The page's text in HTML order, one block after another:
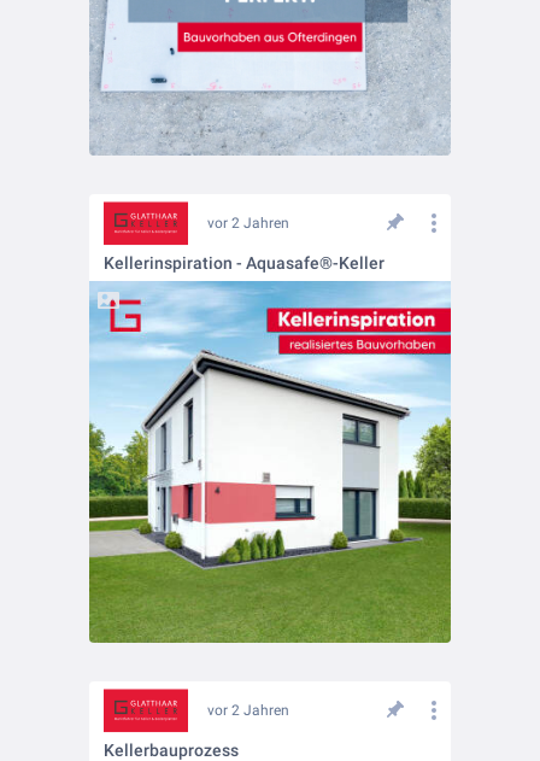
vor 2 Jahren
Kellerinspiration - Aquasafe®-Keller
vor 2 Jahren
Kellerbauprozess